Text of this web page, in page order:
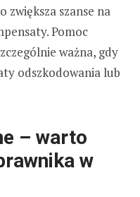
zwiększa szanse na
Pomoc
ważna, gdy
odszkodowania lub
– warto
w